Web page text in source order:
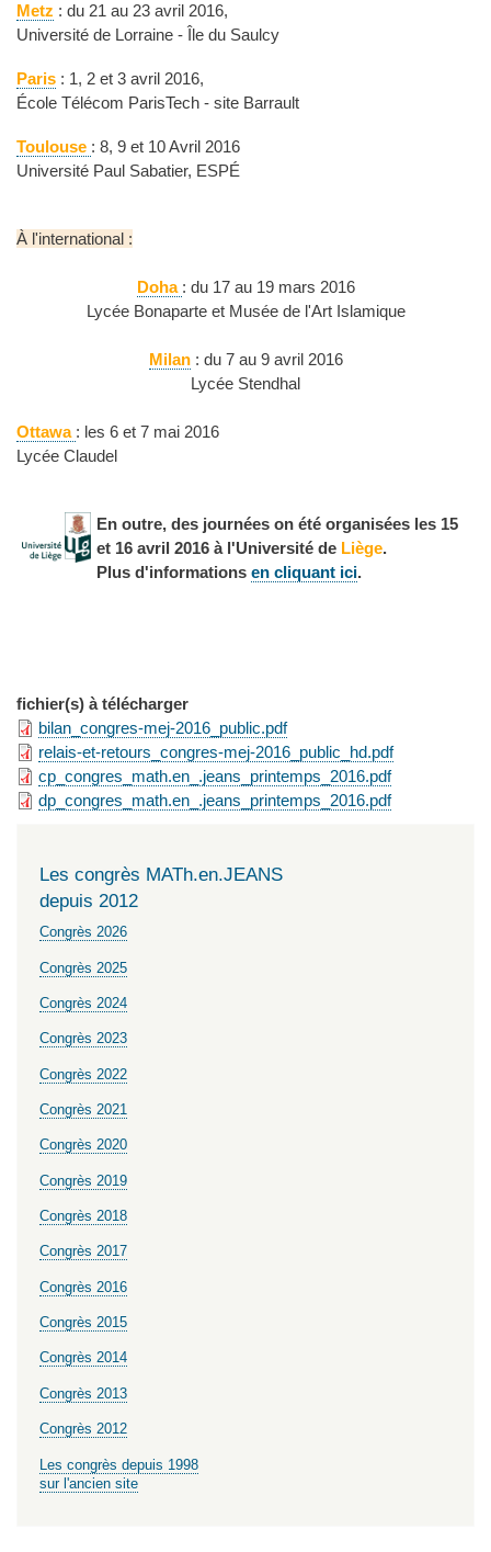
Metz : du 21 au 23 avril 2016,
Université de Lorraine - Île du Saulcy
Paris : 1, 2 et 3 avril 2016,
École Télécom ParisTech - site Barrault
Toulouse : 8, 9 et 10 Avril 2016
Université Paul Sabatier, ESPÉ
À l'international :
Doha : du 17 au 19 mars 2016
Lycée Bonaparte et Musée de l'Art Islamique
Milan: du 7 au 9 avril 2016
Lycée Stendhal
Ottawa : les 6 et 7 mai 2016
Lycée Claudel
En outre, des journées on été organisées les 15
et 16 avril 2016 à l'Université de Liège.
Plus d'informations en cliquant ici.
fichier(s) à télécharger
bilan_congres-mej-2016_public.pdf
relais-et-retours_congres-mej-2016_public_hd.pdf
cp_congres_math.en_.jeans_printemps_2016.pdf
dp_congres_math.en_.jeans_printemps_2016.pdf
Les congrès MATh.en.JEANS
depuis 2012
Congrès 2026
Congrès 2025
Congrès 2024
Congrès 2023
Congrès 2022
Congrès 2021
Congrès 2020
Congrès 2019
Congrès 2018
Congrès 2017
Congrès 2016
Congrès 2015
Congrès 2014
Congrès 2013
Congrès 2012
Les congrès depuis 1998
sur l'ancien site